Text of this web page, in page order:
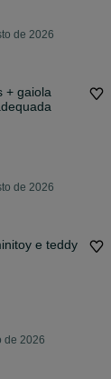
de 2026
+ gaiola
de 2026
e teddy
de 2026